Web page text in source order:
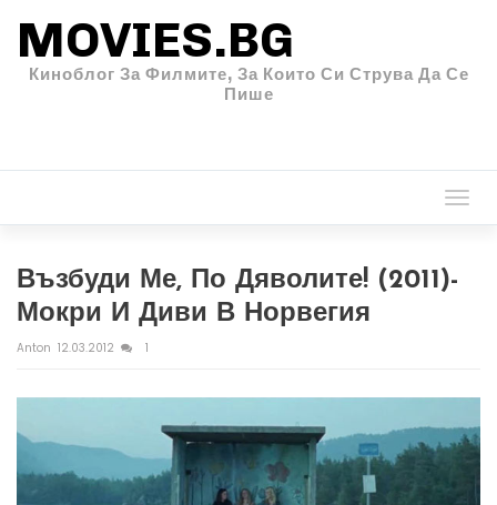
MOVIES.BG
Киноблог За Филмите, За Които Си Струва Да Се
Пише
Възбуди Ме, По Дяволите! (2011)-
Мокри И Диви В Норвегия
Anton 12.03.2012 1